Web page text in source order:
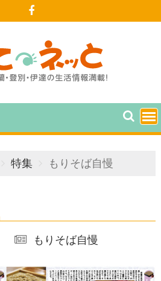
特集 もりそば自慢
もりそば自慢